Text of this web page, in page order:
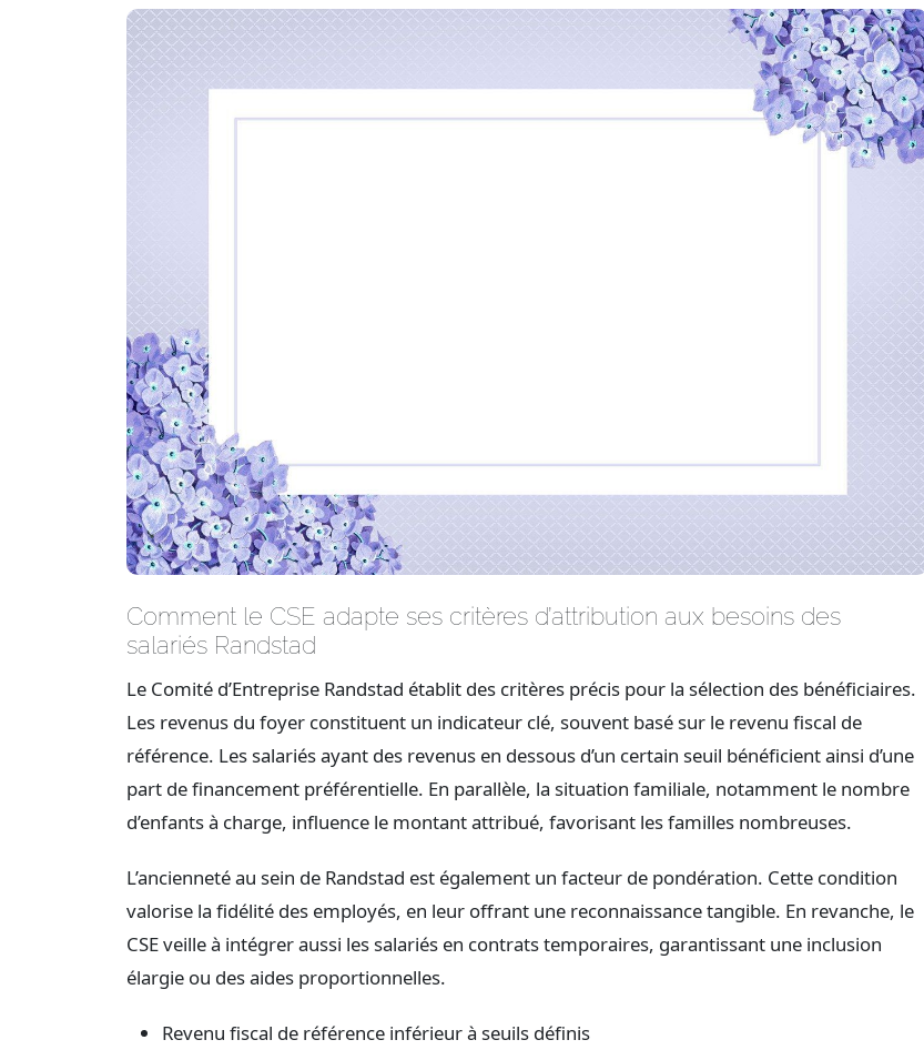
Comment le CSE adapte ses critères d’attribution aux besoins des
salariés Randstad
Le Comité d’Entreprise Randstad établit des critères précis pour la sélection des bénéficiaires.
Les revenus du foyer constituent un indicateur clé, souvent basé sur le revenu fiscal de
référence. Les salariés ayant des revenus en dessous d’un certain seuil bénéficient ainsi d’une
part de financement préférentielle. En parallèle, la situation familiale, notamment le nombre
d’enfants à charge, influence le montant attribué, favorisant les familles nombreuses.
L’ancienneté au sein de Randstad est également un facteur de pondération. Cette condition
valorise la fidélité des employés, en leur offrant une reconnaissance tangible. En revanche, le
CSE veille à intégrer aussi les salariés en contrats temporaires, garantissant une inclusion
élargie ou des aides proportionnelles.
Revenu fiscal de référence inférieur à seuils définis